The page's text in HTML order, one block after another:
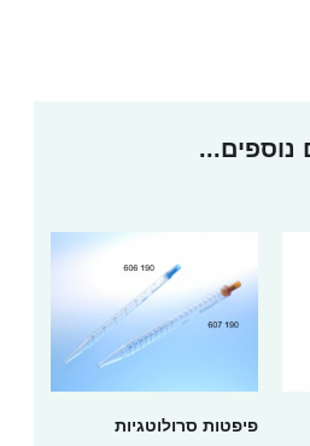
נוספים...
פיפטות סרולוטגיות